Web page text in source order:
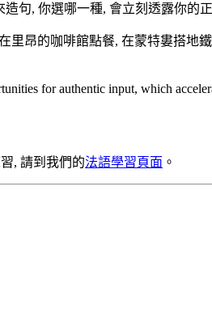
句, 你選哪一種, 會立刻透露你的
里昂的咖啡館點餐, 在蒙特婁搭地
for authentic input, which
, 請到我們的法語學習頁面 。